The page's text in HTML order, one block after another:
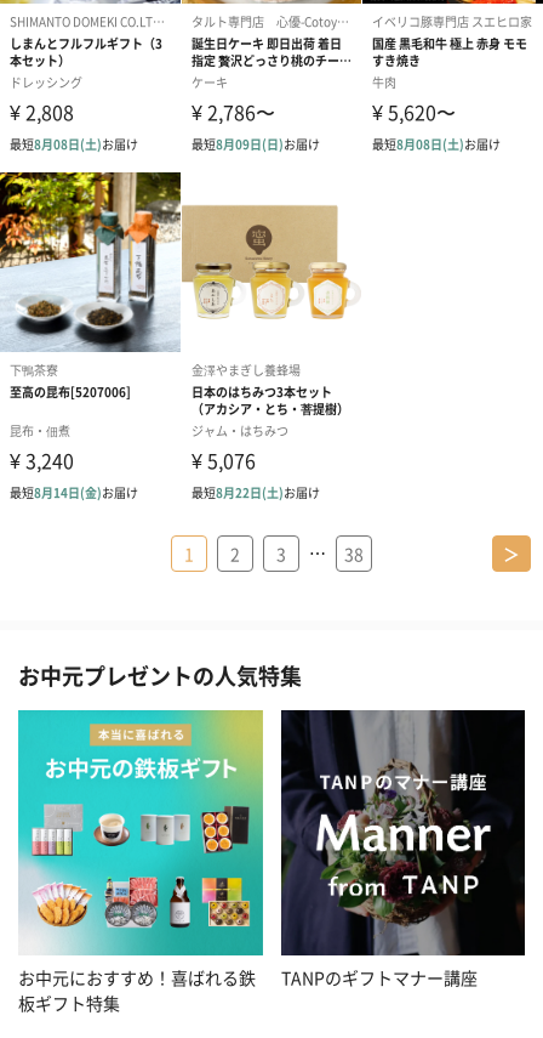
1 2 3 … 38 ＞
お中元プレゼントの人気特集
お中元におすすめ！喜ばれる鉄
板ギフト特集
TANPのギフトマナー講座